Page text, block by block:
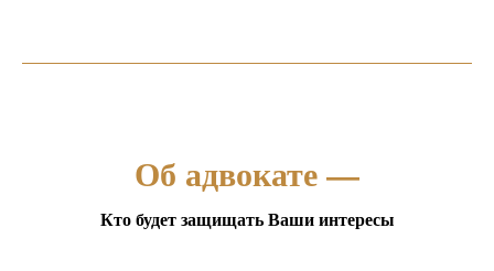
Об адвокате —
Кто будет защищать Ваши интересы